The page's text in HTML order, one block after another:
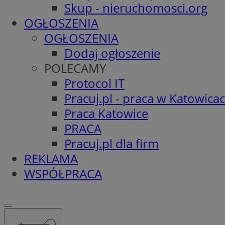
Skup - nieruchomosci.org
OGŁOSZENIA
OGŁOSZENIA
Dodaj ogłoszenie
POLECAMY
Protocol IT
Pracuj.pl - praca w
Praca Katowice
PRACA
Pracuj.pl dla firm
REKLAMA
WSPÓŁPRACA